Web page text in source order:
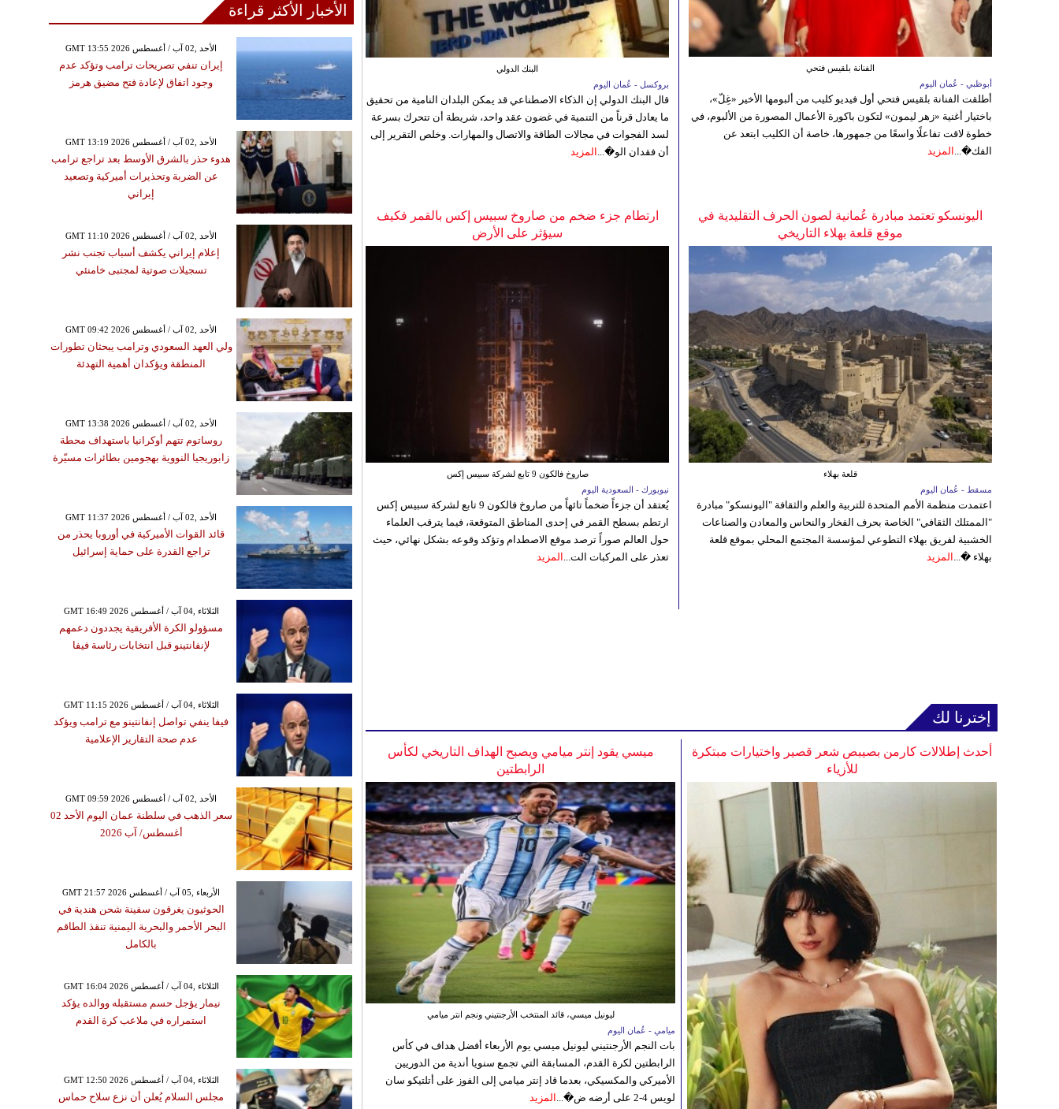
البنك الدولي
بروكسل - عُمان اليوم
قال البنك الدولي إن الذكاء الاصطناعي قد يمكن البلدان النامية من تحقيق
ما يعادل قرناً من التنمية في غضون عقد واحد، شريطة أن تتحرك بسرعة
لسد الفجوات في مجالات الطاقة والاتصال والمهارات. وخلص التقرير إلى
أن فقدان الو�... المزيد
الفنانة بلقيس فتحي
أبوظبي - عُمان اليوم
أطلقت الفنانة بلقيس فتحي أول فيديو كليب من ألبومها الأخير «غِلّ»،
باختيار أغنية «زهر ليمون» لتكون باكورة الأعمال المصورة من الألبوم، في
خطوة لاقت تفاعلًا واسعًا من جمهورها، خاصة أن الكليب ابتعد عن
الفك�... المزيد
ارتطام جزء ضخم من صاروخ سبيس إكس بالقمر فكيف
سيؤثر على الأرض
صاروخ فالكون 9 تابع لشركة سبيس إكس
نيويورك - السعودية اليوم
يُعتقد أن جزءاً ضخماً تائهاً من صاروخ فالكون 9 تابع لشركة سبيس إكس
ارتطم بسطح القمر في إحدى المناطق المتوقعة، فيما يترقب العلماء
حول العالم صوراً ترصد موقع الاصطدام وتؤكد وقوعه بشكل نهائي، حيث
تعذر على المركبات الت... المزيد
اليونسكو تعتمد مبادرة عُمانية لصون الحرف التقليدية في
موقع قلعة بهلاء التاريخي
قلعة بهلاء
مسقط - عُمان اليوم
اعتمدت منظمة الأمم المتحدة للتربية والعلم والثقافة "اليونسكو" مبادرة
"الممتلك الثقافي" الخاصة بحرف الفخار والنحاس والمعادن والصناعات
الخشبية لفريق بهلاء التطوعي لمؤسسة المجتمع المحلي بموقع قلعة
بهلاء �... المزيد
إخترنا لك
ميسي يقود إنتر ميامي ويصبح الهداف التاريخي لكأس
الرابطتين
ليونيل ميسي، قائد المنتخب الأرجنتيني ونجم انتر ميامي
ميامي - عُمان اليوم
بات النجم الأرجنتيني ليونيل ميسي يوم الأربعاء أفضل هداف في كأس
الرابطتين لكرة القدم، المسابقة التي تجمع سنويا أندية من الدوريين
الأميركي والمكسيكي، بعدما قاد إنتر ميامي إلى الفوز على أتلتيكو سان
لويس 4-2 على أرضه ض�...
المزيد
أحدث إطلالات كارمن بصيبص شعر قصير واختيارات مبتكرة
للأزياء
الأخبار الأكثر قراءة
GMT 13:55 2026 الأحد ,02 آب / أغسطس
إيران تنفي تصريحات ترامب وتؤكد عدم
وجود اتفاق لإعادة فتح مضيق هرمز
GMT 13:19 2026 الأحد ,02 آب / أغسطس
هدوء حذر بالشرق الأوسط بعد تراجع ترامب
عن الضربة وتحذيرات أميركية وتصعيد
إيراني
GMT 11:10 2026 الأحد ,02 آب / أغسطس
إعلام إيراني يكشف أسباب تجنب نشر
تسجيلات صوتية لمجتبى خامنئي
GMT 09:42 2026 الأحد ,02 آب / أغسطس
ولي العهد السعودي وترامب يبحثان تطورات
المنطقة ويؤكدان أهمية التهدئة
GMT 13:38 2026 الأحد ,02 آب / أغسطس
روساتوم تتهم أوكرانيا باستهداف محطة
زابوريجيا النووية بهجومين بطائرات مسيّرة
GMT 11:37 2026 الأحد ,02 آب / أغسطس
قائد القوات الأميركية في أوروبا يحذر من
تراجع القدرة على حماية إسرائيل
GMT 16:49 2026 الثلاثاء ,04 آب / أغسطس
مسؤولو الكرة الأفريقية يجددون دعمهم
لإنفانتينو قبل انتخابات رئاسة فيفا
GMT 11:15 2026 الثلاثاء ,04 آب / أغسطس
فيفا ينفي تواصل إنفانتينو مع ترامب ويؤكد
عدم صحة التقارير الإعلامية
GMT 09:59 2026 الأحد ,02 آب / أغسطس
سعر الذهب في سلطنة عمان اليوم الأحد 02
أغسطس/ آب 2026
GMT 21:57 2026 الأربعاء ,05 آب / أغسطس
الحوثيون يغرقون سفينة شحن هندية في
البحر الأحمر والبحرية اليمنية تنقذ الطاقم
بالكامل
GMT 16:04 2026 الثلاثاء ,04 آب / أغسطس
نيمار يؤجل حسم مستقبله ووالده يؤكد
استمراره في ملاعب كرة القدم
GMT 12:50 2026 الثلاثاء ,04 آب / أغسطس
مجلس السلام يُعلن أن نزع سلاح حماس